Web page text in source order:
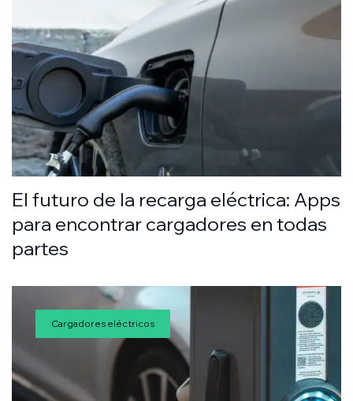
El futuro de la recarga eléctrica: Apps
para encontrar cargadores en todas
partes
Cargadores eléctricos